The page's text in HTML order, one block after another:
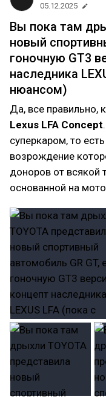
05.12.2025
Вы пока там
новый
гоночную GT3
наследника
нюансом)
Да, все правильно,
Lexus LFA Concept
суперкаром, то
возрождение
доноров от всякой
основанной на